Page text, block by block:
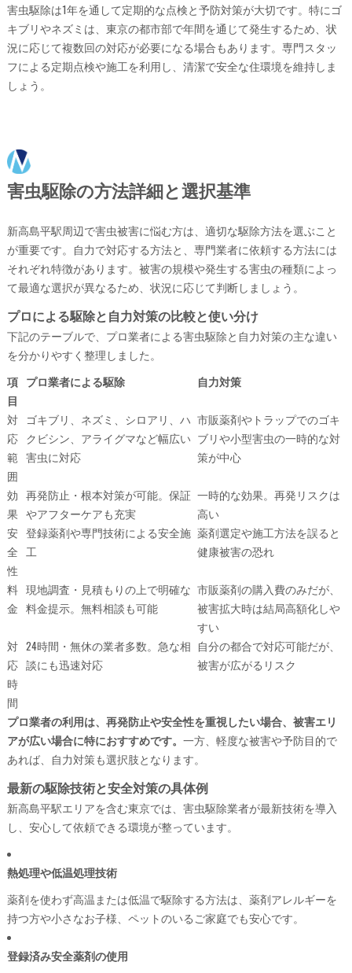
害虫駆除は1年を通して定期的な点検と予防対策が大切です。特にゴ
キブリやネズミは、東京の都市部で年間を通じて発生するため、状
況に応じて複数回の対応が必要になる場合もあります。専門スタッ
フによる定期点検や施工を利用し、清潔で安全な住環境を維持しま
しょう。
害虫駆除の方法詳細と選択基準
新高島平駅周辺で害虫被害に悩む方は、適切な駆除方法を選ぶこと
が重要です。自力で対応する方法と、専門業者に依頼する方法には
それぞれ特徴があります。被害の規模や発生する害虫の種類によっ
て最適な選択が異なるため、状況に応じて判断しましょう。
プロによる駆除と自力対策の比較と使い分け
下記のテーブルで、プロ業者による害虫駆除と自力対策の主な違い
を分かりやすく整理しました。
項
目
プロ業者による駆除 自力対策
対
応
範
囲
ゴキブリ、ネズミ、シロアリ、ハ
クビシン、アライグマなど幅広い
害虫に対応
市販薬剤やトラップでのゴキ
ブリや小型害虫の一時的な対
策が中心
効
果
再発防止・根本対策が可能。保証
やアフターケアも充実
一時的な効果。再発リスクは
高い
安
全
性
登録薬剤や専門技術による安全施
工
薬剤選定や施工方法を誤ると
健康被害の恐れ
料
金
現地調査・見積もりの上で明確な
料金提示。無料相談も可能
市販薬剤の購入費のみだが、
被害拡大時は結局高額化しや
すい
対
応
時
間
24時間・無休の業者多数。急な相
談にも迅速対応
自分の都合で対応可能だが、
被害が広がるリスク
プロ業者の利用は、再発防止や安全性を重視したい場合、被害エリ
アが広い場合に特におすすめです。 一方、軽度な被害や予防目的で
あれば、自力対策も選択肢となります。
最新の駆除技術と安全対策の具体例
新高島平駅エリアを含む東京では、害虫駆除業者が最新技術を導入
し、安心して依頼できる環境が整っています。
熱処理や低温処理技術
薬剤を使わず高温または低温で駆除する方法は、薬剤アレルギーを
持つ方や小さなお子様、ペットのいるご家庭でも安心です。
登録済み安全薬剤の使用